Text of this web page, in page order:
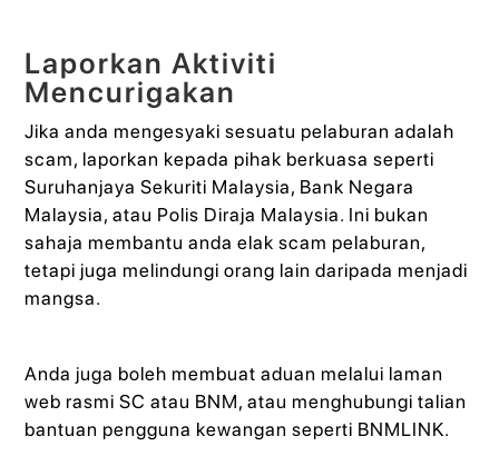
Laporkan Aktiviti
Mencurigakan
Jika anda mengesyaki sesuatu pelaburan adalah
scam, laporkan kepada pihak berkuasa seperti
Suruhanjaya Sekuriti Malaysia, Bank Negara
Malaysia, atau Polis Diraja Malaysia. Ini bukan
sahaja membantu anda elak scam pelaburan,
tetapi juga melindungi orang lain daripada menjadi
mangsa.
Anda juga boleh membuat aduan melalui laman
web rasmi SC atau BNM, atau menghubungi talian
bantuan pengguna kewangan seperti BNMLINK.